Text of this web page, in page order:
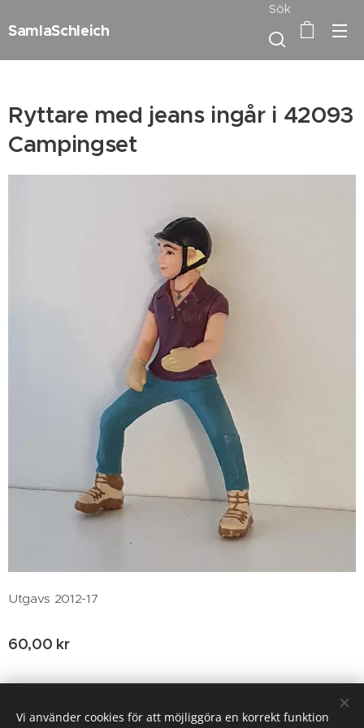
SamlaSchleich
Sök
Ryttare med jeans ingår i 42093
Campingset
Utgavs 2012-17
60,00 kr
© 2020 Birgitta Helm, Broestorp 1175, 289 93 Broby
Vi använder cookies för att möjliggöra en korrekt funktion